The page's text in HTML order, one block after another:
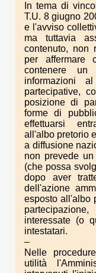
In tema di
T.U. 8 giugno
e l'avviso
ma tuttavia
contenuto, non
per affermare
contenere un
informazioni
partecipative,
posizione di
forme di
effettuarsi
all'albo pretorio
a diffusione
non prevede
(che possa
dopo aver
dell'azione
esposto all'albo
interessate (o
intestatari.
–
Nelle
utilità